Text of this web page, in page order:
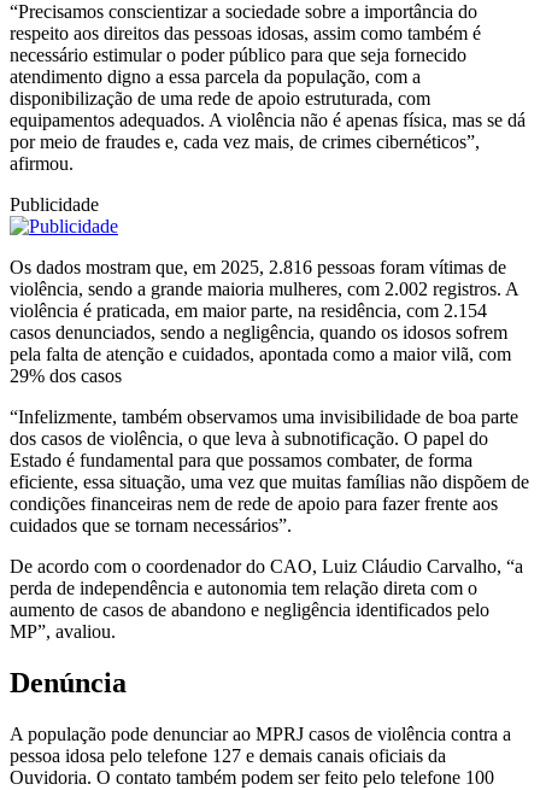
“Precisamos conscientizar a sociedade sobre a importância do
respeito aos direitos das pessoas idosas, assim como também é
necessário estimular o poder público para que seja fornecido
atendimento digno a essa parcela da população, com a
disponibilização de uma rede de apoio estruturada, com
equipamentos adequados. A violência não é apenas física, mas se dá
por meio de fraudes e, cada vez mais, de crimes cibernéticos”,
afirmou.
Publicidade
Os dados mostram que, em 2025, 2.816 pessoas foram vítimas de
violência, sendo a grande maioria mulheres, com 2.002 registros. A
violência é praticada, em maior parte, na residência, com 2.154
casos denunciados, sendo a negligência, quando os idosos sofrem
pela falta de atenção e cuidados, apontada como a maior vilã, com
29% dos casos
“Infelizmente, também observamos uma invisibilidade de boa parte
dos casos de violência, o que leva à subnotificação. O papel do
Estado é fundamental para que possamos combater, de forma
eficiente, essa situação, uma vez que muitas famílias não dispõem de
condições financeiras nem de rede de apoio para fazer frente aos
cuidados que se tornam necessários”.
De acordo com o coordenador do CAO, Luiz Cláudio Carvalho, “a
perda de independência e autonomia tem relação direta com o
aumento de casos de abandono e negligência identificados pelo
MP”, avaliou.
Denúncia
A população pode denunciar ao MPRJ casos de violência contra a
pessoa idosa pelo telefone 127 e demais canais oficiais da
Ouvidoria. O contato também podem ser feito pelo telefone 100